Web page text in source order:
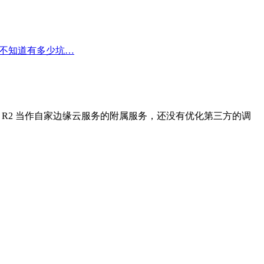
知道有多少坑…
当作自家边缘云服务的附属服务，还没有优化第三方的调